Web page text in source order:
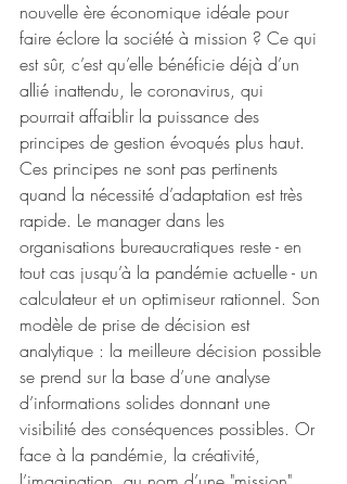
nouvelle ère économique idéale pour
faire éclore la société à mission ? Ce qui
est sûr, c’est qu’elle bénéficie déjà d’un
allié inattendu, le coronavirus, qui
pourrait affaiblir la puissance des
principes de gestion évoqués plus haut.
Ces principes ne sont pas pertinents
quand la nécessité d’adaptation est très
rapide. Le manager dans les
organisations bureaucratiques reste - en
tout cas jusqu’à la pandémie actuelle - un
calculateur et un optimiseur rationnel. Son
modèle de prise de décision est
analytique : la meilleure décision possible
se prend sur la base d’une analyse
d’informations solides donnant une
visibilité des conséquences possibles. Or
face à la pandémie, la créativité,